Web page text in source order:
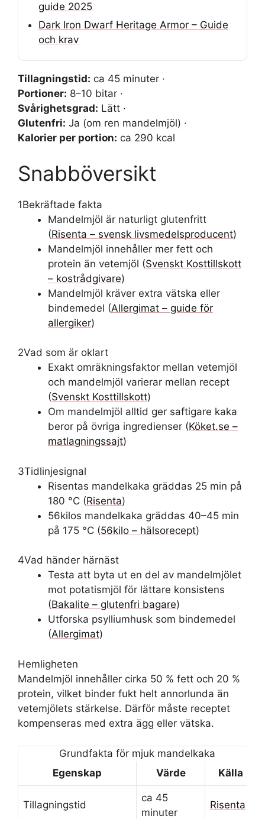
guide 2025
Dark Iron Dwarf Heritage Armor – Guide
och krav
Tillagningstid: ca 45 minuter ·
Portioner: 8–10 bitar ·
Svårighetsgrad: Lätt ·
Glutenfri: Ja (om ren mandelmjöl) ·
Kalorier per portion: ca 290 kcal
Snabböversikt
1Bekräftade fakta
Mandelmjöl är naturligt glutenfritt
(Risenta – svensk livsmedelsproducent)
Mandelmjöl innehåller mer fett och
protein än vetemjöl (Svenskt Kosttillskott
– kostrådgivare)
Mandelmjöl kräver extra vätska eller
bindemedel (Allergimat – guide för
allergiker)
2Vad som är oklart
Exakt omräkningsfaktor mellan vetemjöl
och mandelmjöl varierar mellan recept
(Svenskt Kosttillskott)
Om mandelmjöl alltid ger saftigare kaka
beror på övriga ingredienser (Köket.se –
matlagningssajt)
3Tidlinjesignal
Risentas mandelkaka gräddas 25 min på
180 °C (Risenta)
56kilos mandelkaka gräddas 40–45 min
på 175 °C (56kilo – hälsorecept)
4Vad händer härnäst
Testa att byta ut en del av mandelmjölet
mot potatismjöl för lättare konsistens
(Bakalite – glutenfri bagare)
Utforska psylliumhusk som bindemedel
(Allergimat)
Hemligheten
Mandelmjöl innehåller cirka 50 % fett och 20 %
protein, vilket binder fukt helt annorlunda än
vetemjölets stärkelse. Därför måste receptet
kompenseras med extra ägg eller vätska.
Grundfakta för mjuk mandelkaka
Egenskap
Värde Källa
Tillagningstid
ca 45
minuter
Risenta